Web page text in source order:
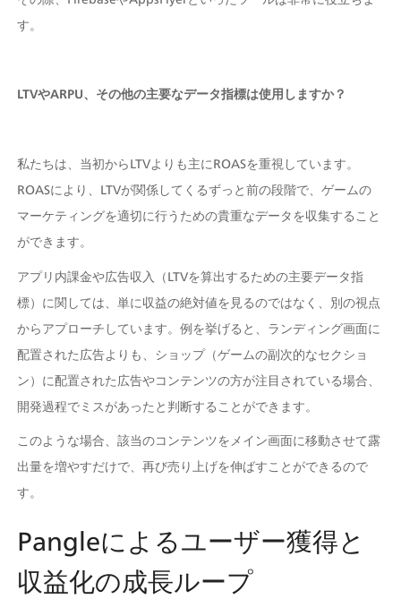
す。
LTVやARPU、その他の主要なデータ指標は使用しますか？
私たちは、当初からLTVよりも主にROASを重視しています。
ROASにより、LTVが関係してくるずっと前の段階で、ゲームの
マーケティングを適切に行うための貴重なデータを収集すること
ができます。
アプリ内課金や広告収入（LTVを算出するための主要データ指
標）に関しては、単に収益の絶対値を見るのではなく、別の視点
からアプローチしています。例を挙げると、ランディング画面に
配置された広告よりも、ショップ（ゲームの副次的なセクショ
ン）に配置された広告やコンテンツの方が注目されている場合、
開発過程でミスがあったと判断することができます。
このような場合、該当のコンテンツをメイン画面に移動させて露
出量を増やすだけで、再び売り上げを伸ばすことができるので
す。
Pangleによるユーザー獲得と
収益化の成長ループ